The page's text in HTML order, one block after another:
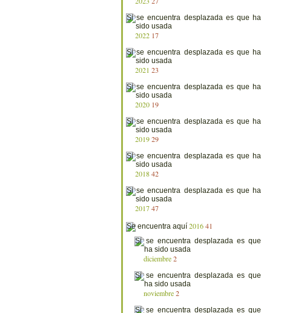
2022 17
2021 23
2020 19
201929
201842
201747
201641
diciembre 2
noviembre 2